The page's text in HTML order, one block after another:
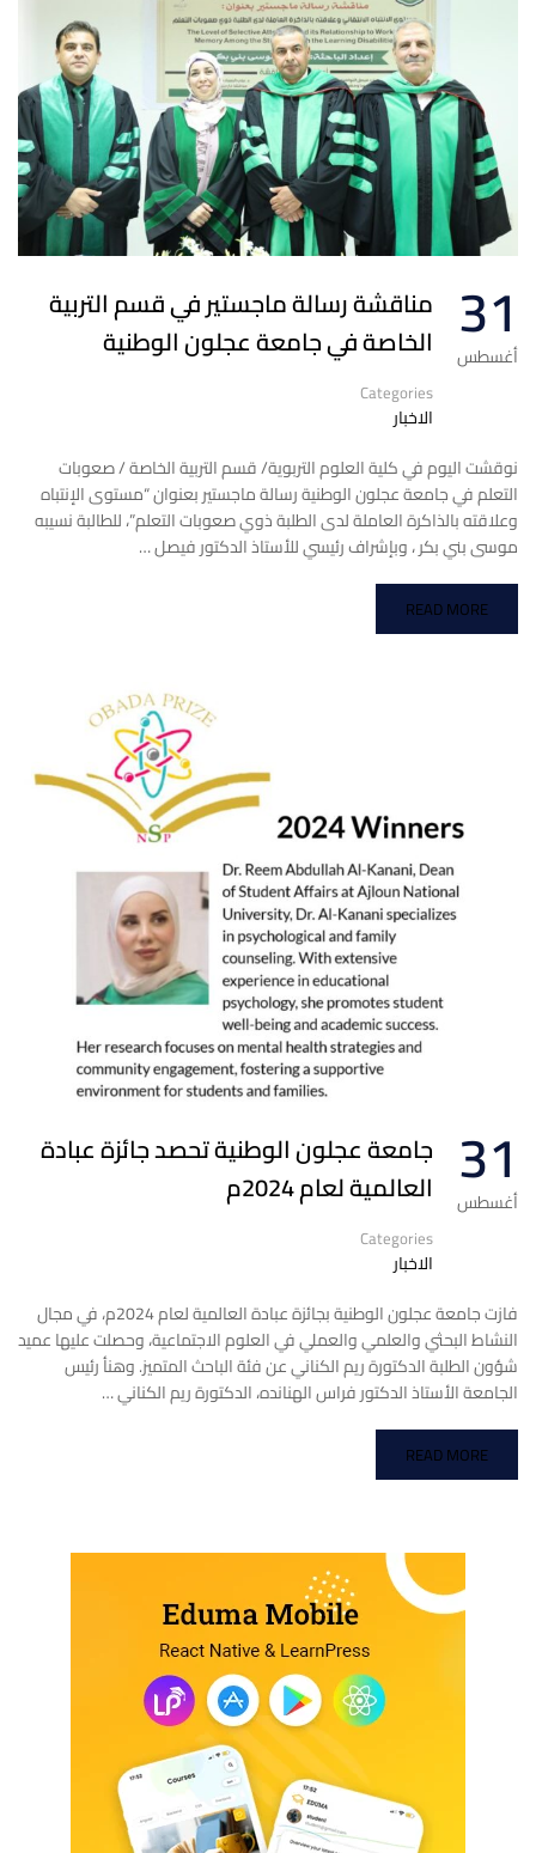
31
أغسطس
مناقشة رسالة ماجستير في قسم التربية
الخاصة في جامعة عجلون الوطنية
Categories
الاخبار
نوقشت اليوم في كلية العلوم التربوية/ قسم التربية الخاصة / صعوبات
التعلم في جامعة عجلون ‎الوطنية رسالة ماجستير بعنوان “مستوى الإنتباه
وعلاقته بالذاكرة العاملة لدى الطلبة ذوي صعوبات التعلم”، للطالبة نسيبه
موسى بني بكر ، وبإشراف رئيسي للأستاذ الدكتور فيصل …
READ MORE
31
أغسطس
جامعة عجلون الوطنية تحصد جائزة عبادة
العالمية لعام 2024م
Categories
الاخبار
فازت جامعة عجلون الوطنية بجائزة عبادة العالمية لعام 2024م، في مجال
النشاط البحثي والعلمي والعملي في العلوم الاجتماعية، وحصلت عليها عميد
شؤون الطلبة الدكتورة ريم الكناني عن فئة الباحث المتميز. وهنأ رئيس
الجامعة الأستاذ الدكتور فراس الهنانده، الدكتورة ريم الكناني …
READ MORE